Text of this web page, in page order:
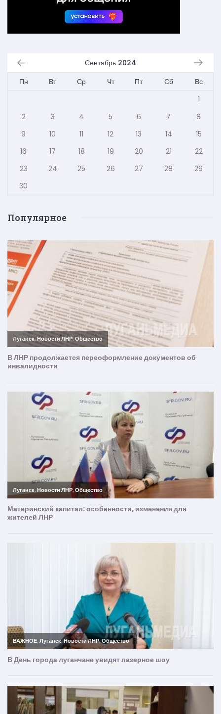
Сентябрь 2024
Пн
Вт Ср Чт Пт Сб
Вс
1
2
3 4 5 6 7
8
9
10 11 12 13 14
15
16
17 18 19 20 21
22
23
24 25 26 27 28
29
30
Популярное